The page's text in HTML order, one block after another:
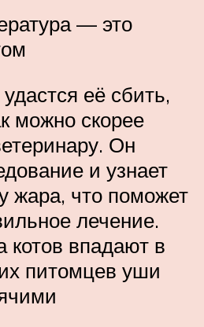
— это
её сбить,
можно скорее
Он
и узнает
жара, что поможет
лечение.
котов впадают в
питомцев уши